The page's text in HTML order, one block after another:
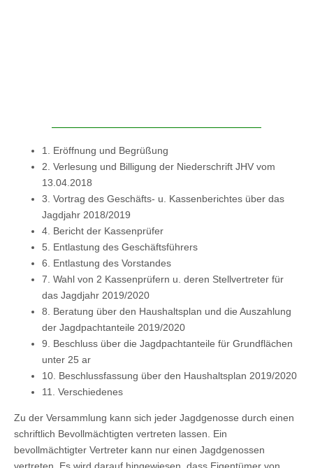
1. Eröffnung und Begrüßung
2. Verlesung und Billigung der Niederschrift JHV vom
13.04.2018
3. Vortrag des Geschäfts- u. Kassenberichtes über das
Jagdjahr 2018/2019
4. Bericht der Kassenprüfer
5. Entlastung des Geschäftsführers
6. Entlastung des Vorstandes
7. Wahl von 2 Kassenprüfern u. deren Stellvertreter für
das Jagdjahr 2019/2020
8. Beratung über den Haushaltsplan und die Auszahlung
der Jagdpachtanteile 2019/2020
9. Beschluss über die Jagdpachtanteile für Grundflächen
unter 25 ar
10. Beschlussfassung über den Haushaltsplan 2019/2020
11. Verschiedenes
Zu der Versammlung kann sich jeder Jagdgenosse durch einen
schriftlich Bevollmächtigten vertreten lassen. Ein
bevollmächtigter Vertreter kann nur einen Jagdgenossen
vertreten. Es wird darauf hingewiesen, dass Eigentümer von